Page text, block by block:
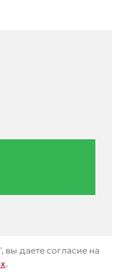
даете согласие на
.